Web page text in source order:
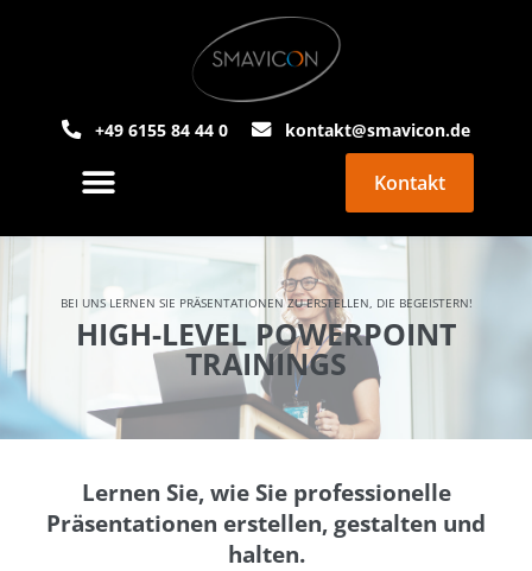
+49 6155 84 44 0 kontakt@smavicon.de
Kontakt
BEI UNS LERNEN SIE PRÄSENTATIONEN ZU ERSTELLEN, DIE BEGEISTERN!
HIGH-LEVEL POWERPOINT
TRAININGS
Lernen Sie, wie Sie professionelle
Präsentationen erstellen, gestalten und
halten.